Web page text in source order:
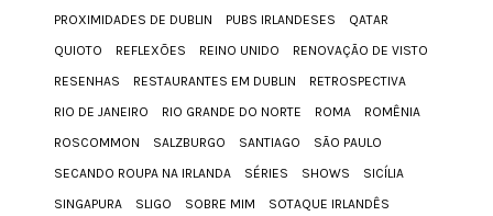
PROXIMIDADES DE DUBLIN
PUBS IRLANDESES
QATAR
QUIOTO
REFLEXÕES REINO UNIDO
RENOVAÇÃO DE VISTO
RESENHAS
RESTAURANTES EM DUBLIN
RETROSPECTIVA
RIO DE JANEIRO
RIO GRANDE DO NORTE ROMA
ROMÊNIA
ROSCOMMON
SALZBURGO SANTIAGO
SÃO PAULO
SECANDO ROUPA NA IRLANDA
SÉRIES SHOWS
SICÍLIA
SINGAPURA
SLIGO SOBRE MIM
SOTAQUE IRLANDÊS